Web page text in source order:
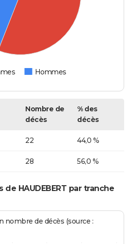
Hommes
Nombre de
décès
% des
décès
22 44,0 %
28 56,0 %
HAUDEBERT par tranche
nombre de décès (source :